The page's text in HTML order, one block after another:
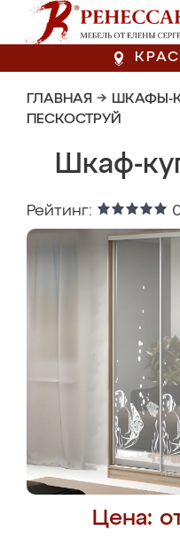
ГЛАВНАЯ → ШКАФЫ-
ПЕСКОСТРУЙ
Шкаф-
Рейтинг:
Цена: